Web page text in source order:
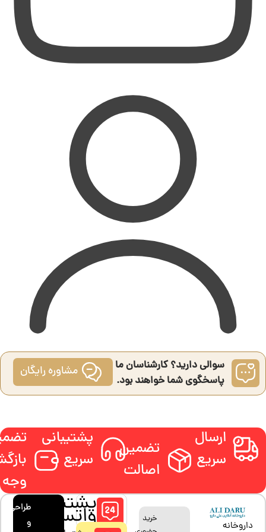
سوالی دارید؟ کارشناسان ما
پاسخگوی شما خواهند بود.
مشاوره رایگان
ارسال
سریع
تضمین
اصالت
پشتیبانی
سریع
وجه
داروخانه
خرید
پشتیبانی
واتساپ
طراحی
و